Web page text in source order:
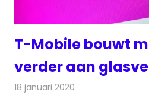
T-Mobile bouwt
verder aan
18 januari 2020